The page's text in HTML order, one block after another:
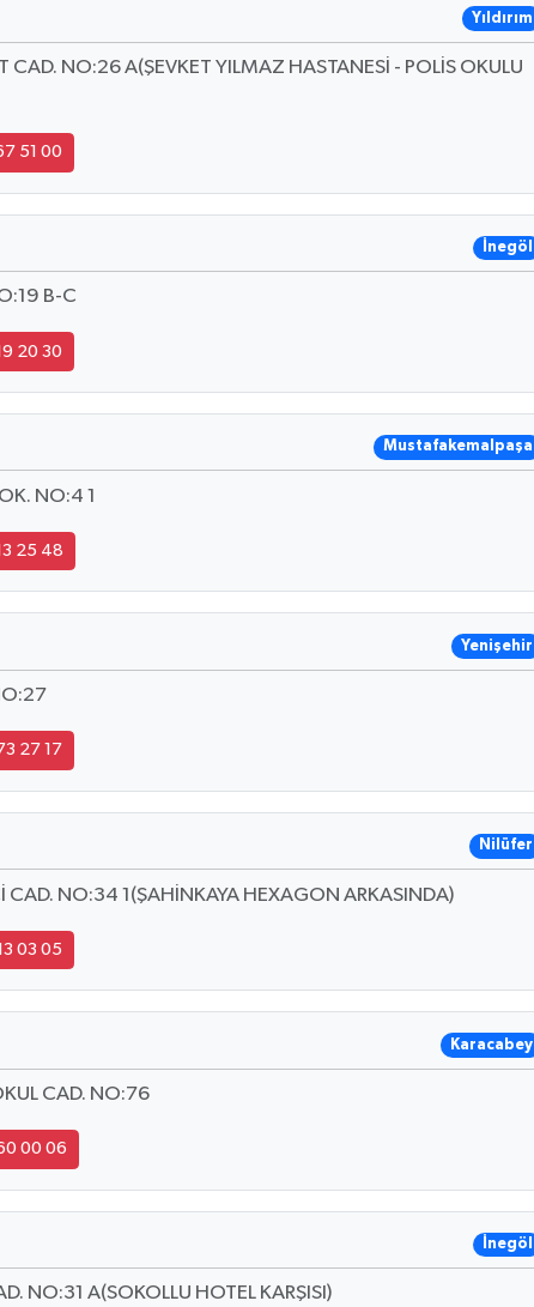
Yıldırım
NO:26 A(ŞEVKET YILMAZ HASTANESİ - POLİS OKULU
51 00
İnegöl
B-C
20 30
Mustafakemalpaşa
NO:4 1
25 48
Yenişehir
27 17
Nilüfer
CAD. NO:34 1(ŞAHİNKAYA HEXAGON ARKASINDA)
03 05
Karacabey
CAD. NO:76
00 06
İnegöl
NO:31 A(SOKOLLU HOTEL KARŞISI)